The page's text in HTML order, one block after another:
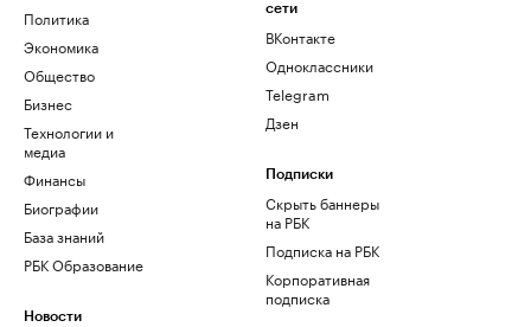
Политика
Экономика
Общество
Бизнес
Технологии и
медиа
Финансы
Биографии
База знаний
РБК Образование
Новости
сети
ВКонтакте
Одноклассники
Telegram
Дзен
Подписки
Скрыть баннеры
на РБК
Подписка на РБК
Корпоративная
подписка